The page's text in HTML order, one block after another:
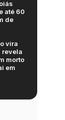
até 60
de
vira
revela
morto
em